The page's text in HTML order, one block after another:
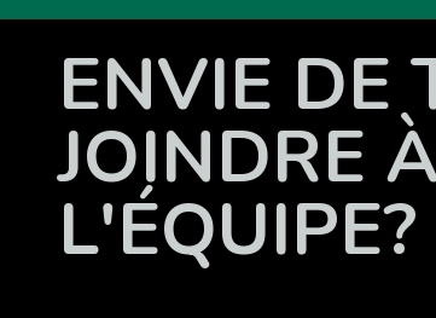
ENVIE DE
JOINDRE
L'ÉQUIPE?